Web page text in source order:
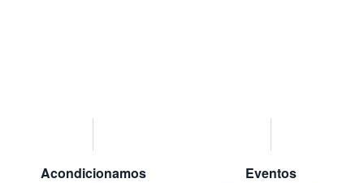
Acondicionamos
Eventos